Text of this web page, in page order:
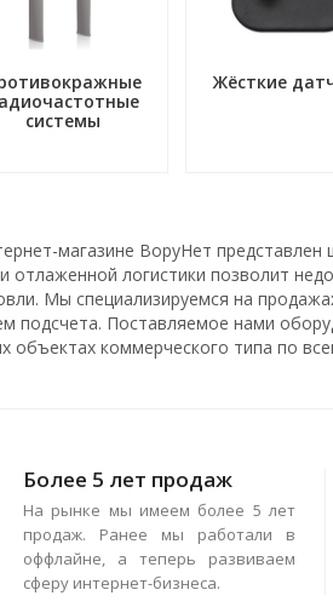
системы
Жёсткие
магазине ВоруНет
отлаженной логистики позволит
Мы специализируемся на
подсчета. Поставляемое нами
объектах коммерческого типа по
Более 5 лет продаж
На рынке мы имеем более 5 лет
продаж. Ранее мы работали в
оффлайне, а теперь развиваем
сферу интернет-бизнеса.